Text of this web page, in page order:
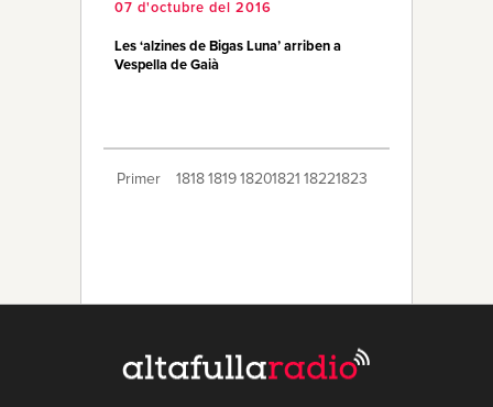
07 d'octubre del 2016
Les ‘alzines de Bigas Luna’ arriben a
Vespella de Gaià
Primer 1818 1819 18201821 18221823
18321833183418351836 Últim